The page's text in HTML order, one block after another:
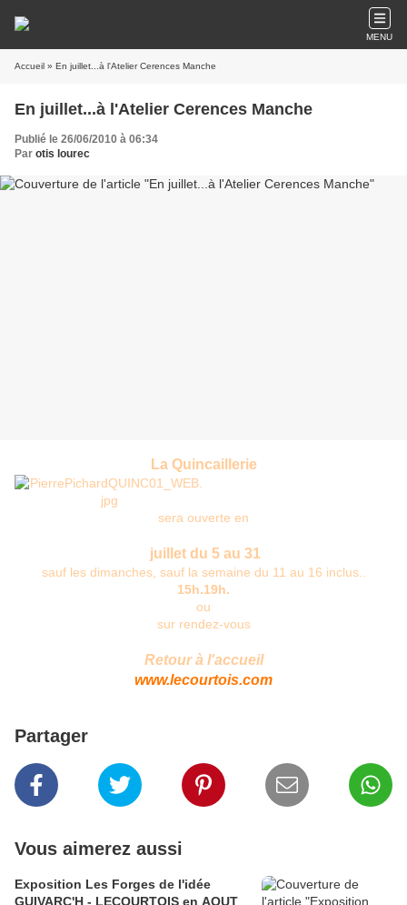
MENU
Accueil » En juillet...à l'Atelier Cerences Manche
En juillet...à l'Atelier Cerences Manche
Publié le 26/06/2010 à 06:34
Par otis lourec
La Quincaillerie
sera ouverte en
juillet du 5 au 31
sauf les dimanches, sauf la semaine du 11 au 16 inclus..
15h.19h.
ou
sur rendez-vous
Retour à l'accueil
www.lecourtois.com
Partager
Vous aimerez aussi
Exposition Les Forges de l'idée
GUIVARC'H - LECOURTOIS en AOUT